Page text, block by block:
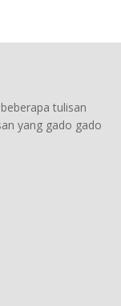
tulisan
yang gado gado